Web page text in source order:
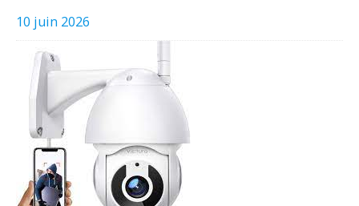
10 juin 2026